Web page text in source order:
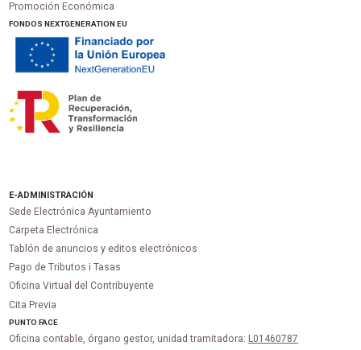
Promoción Económica
FONDOS NEXTGENERATION EU
E-ADMINISTRACIÓN
Sede Electrónica Ayuntamiento
Carpeta Electrónica
Tablón de anuncios y editos electrónicos
Pago de Tributos i Tasas
Oficina Virtual del Contribuyente
Cita Previa
PUNTOFACE
Oficina contable, órgano gestor, unidad tramitadora: L01460787